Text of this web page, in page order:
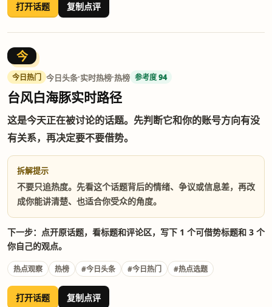
打开话题 复制点评
今
今日热门 今日头条·实时热榜·热榜 参考度 94
台风白海豚实时路径
这是今天正在被讨论的话题。先判断它和你的账号方向有没
有关系，再决定要不要借势。
拆解提示
不要只追热度。先看这个话题背后的情绪、争议或信息差，再改
成你能讲清楚、也适合你受众的角度。
下一步：点开原话题，看标题和评论区，写下 1 个可借势标题和 3 个
你自己的观点。
热点观察 热榜 #今日头条 #今日热门 #热点选题
打开话题 复制点评